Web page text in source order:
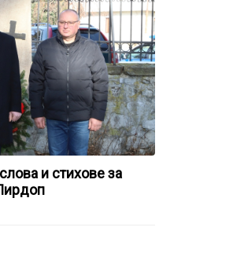
и стихове за